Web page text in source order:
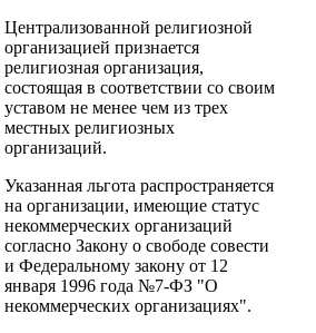
Централизованной религиозной
организацией признается
религиозная организация,
состоящая в соответствии со своим
уставом не менее чем из трех
местных религиозных
организаций.
Указанная льгота распространяется
на организации, имеющие статус
некоммерческих организаций
согласно Закону о свободе совести
и Федеральному закону от 12
января 1996 года №7-ФЗ "О
некоммерческих организациях".